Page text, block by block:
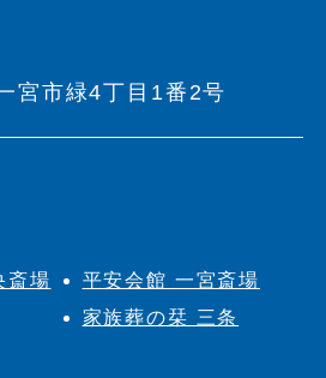
宮市緑4丁目1番2号
斎場
平安会館 一宮斎場
家族葬の栞 三条